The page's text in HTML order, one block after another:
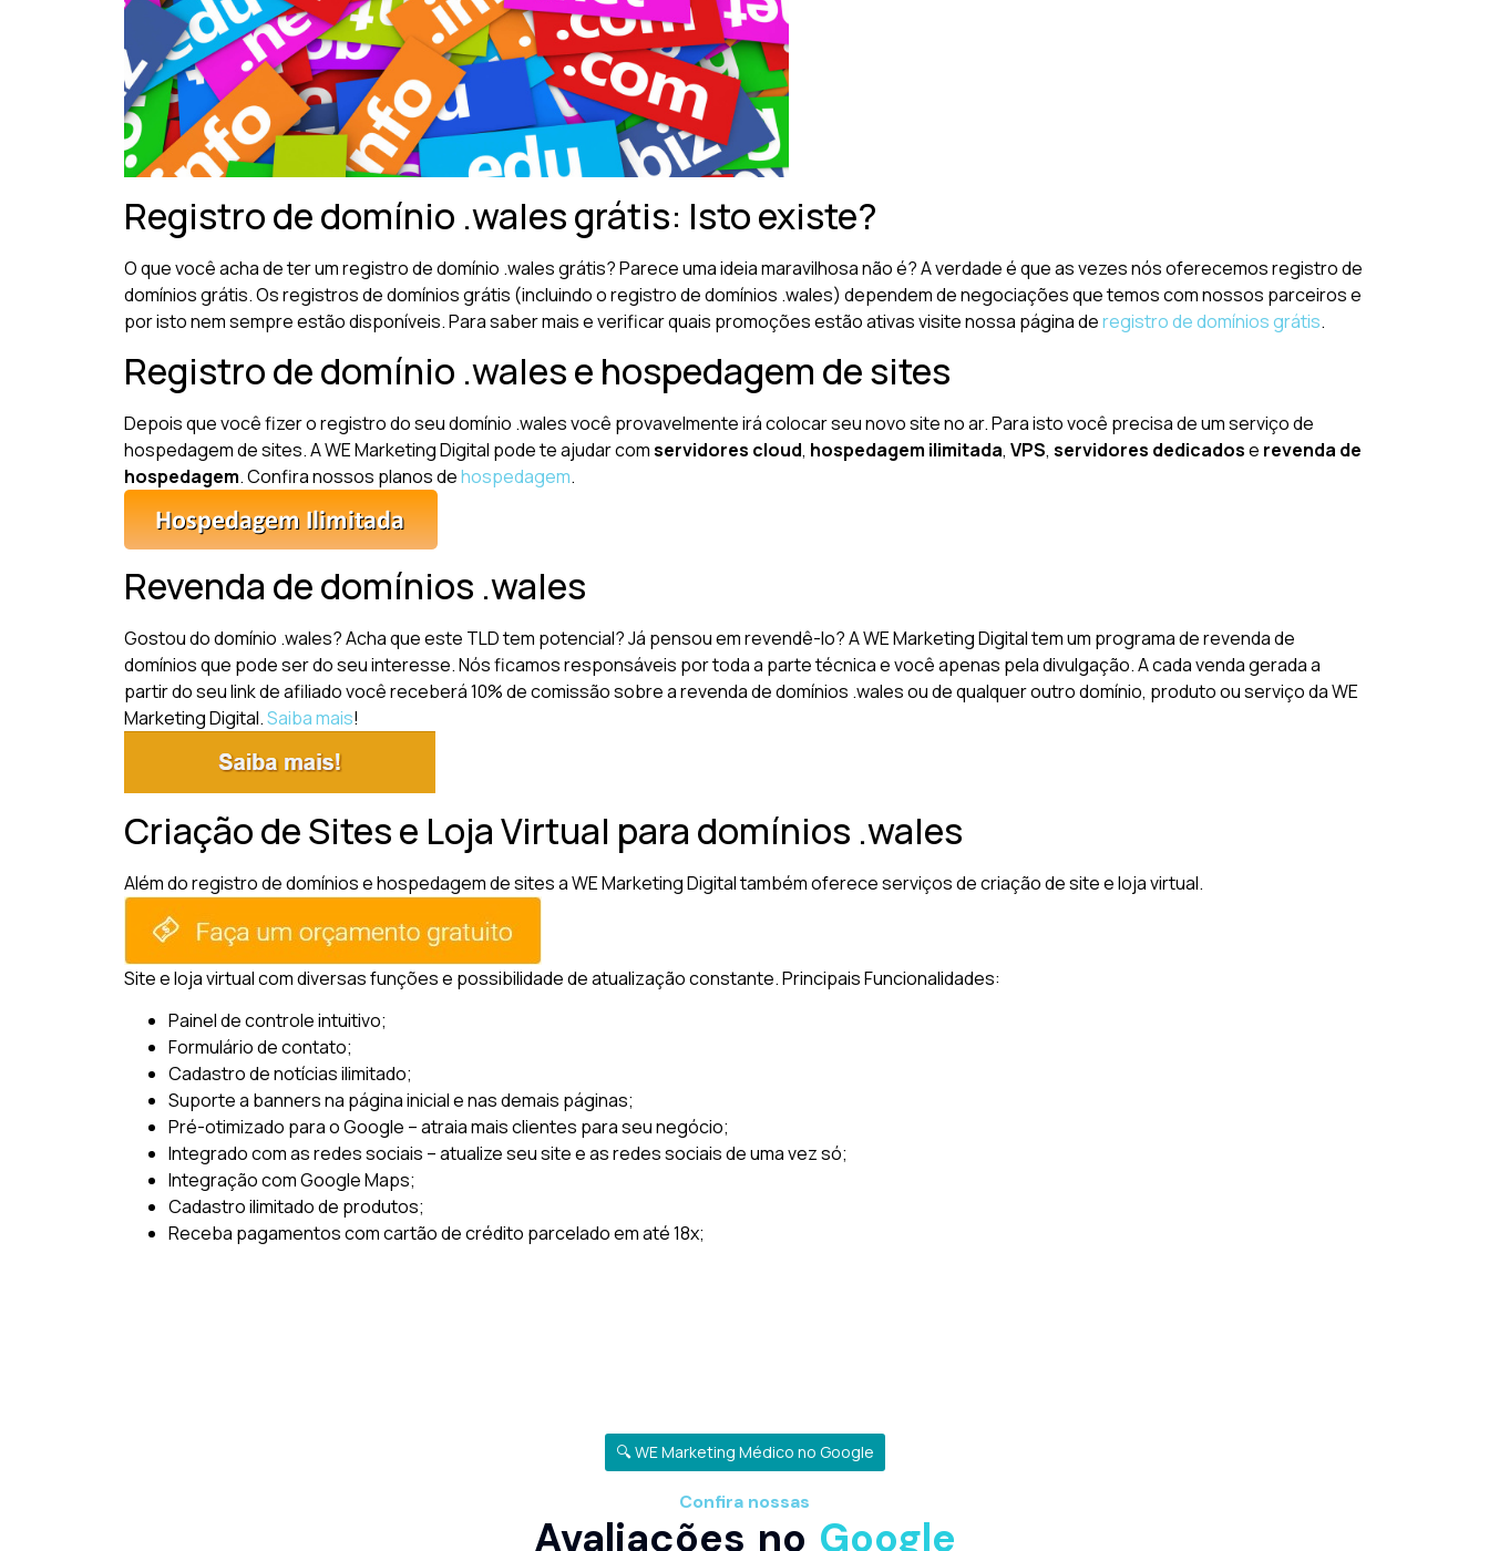
Registro de domínio .wales grátis: Isto existe?
O que você acha de ter um registro de domínio .wales grátis? Parece uma ideia maravilhosa não é? A verdade é que as vezes nós oferecemos registro de
domínios grátis. Os registros de domínios grátis (incluindo o registro de domínios .wales) dependem de negociações que temos com nossos parceiros e
por isto nem sempre estão disponíveis. Para saber mais e verificar quais promoções estão ativas visite nossa página deregistro de domínios grátis.
Registro de domínio .wales e hospedagem de sites
Depois que você fizer o registro do seu domínio .wales você provavelmente irá colocar seu novo site no ar. Para isto você precisa de um serviço de
hospedagem de sites. A WE Marketing Digital pode te ajudar comservidores cloud, hospedagem ilimitada, VPS, servidores dedicadose revenda de
hospedagem. Confira nossos planos dehospedagem.
Revenda de domínios .wales
Gostou do domínio .wales? Acha que este TLD tem potencial? Já pensou em revendê-lo? A WE Marketing Digital tem um programa de revenda de
domínios que pode ser do seu interesse. Nós ficamos responsáveis por toda a parte técnica e você apenas pela divulgação. A cada venda gerada a
partir do seu link de afiliado você receberá 10% de comissão sobre a revenda de domínios .wales ou de qualquer outro domínio, produto ou serviço da WE
Marketing Digital.Saiba mais!
Criação de Sites e Loja Virtual para domínios .wales
Além do registro de domínios e hospedagem de sites a WE Marketing Digital também oferece serviços de criação de site e loja virtual.
Site e loja virtual com diversas funções e possibilidade de atualização constante.Principais Funcionalidades:
Painel de controle intuitivo;
Formulário de contato;
Cadastro de notícias ilimitado;
Suporte a banners na página inicial e nas demais páginas;
Pré-otimizado para o Google – atraia mais clientes para seu negócio;
Integrado com as redes sociais – atualize seu site e as redes sociais de uma vez só;
Integração com Google Maps;
Cadastro ilimitado de produtos;
Receba pagamentos com cartão de crédito parcelado em até 18x;
🔍 WE Marketing Médico no Google
Confira nossas
Avaliações no Google